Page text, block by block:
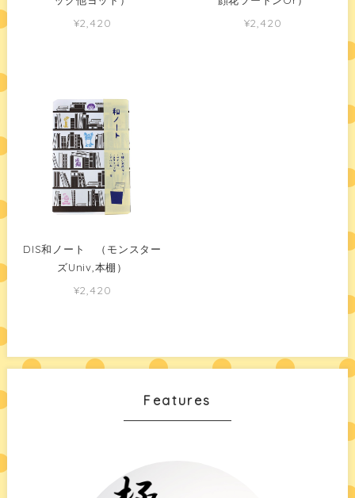
¥2,420 ¥2,420
DIS和ノート （モンスター
ズUniv,本棚）
¥2,420
Features